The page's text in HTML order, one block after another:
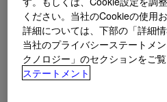
ください。当社のCookieの使用
詳細については、下部の「詳細
当社のプライバシーステートメ
クノロジー」のセクションをご覧
ステートメント